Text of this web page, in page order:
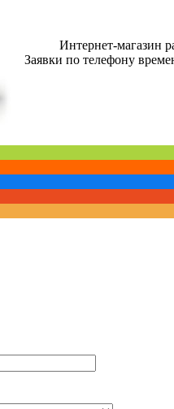
Интернет-магазин
Заявки по телефону